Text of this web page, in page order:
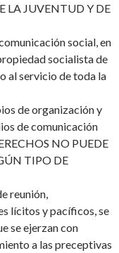
LA JUVENTUD Y DE
social, en
socialista de
al servicio de toda la
de organización y
de comunicación
NO PUEDE
TIPO DE
reunión,
lícitos y pacíficos, se
se ejerzan con
a las preceptivas